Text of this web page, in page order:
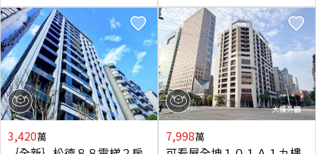
3,420萬 7,998萬